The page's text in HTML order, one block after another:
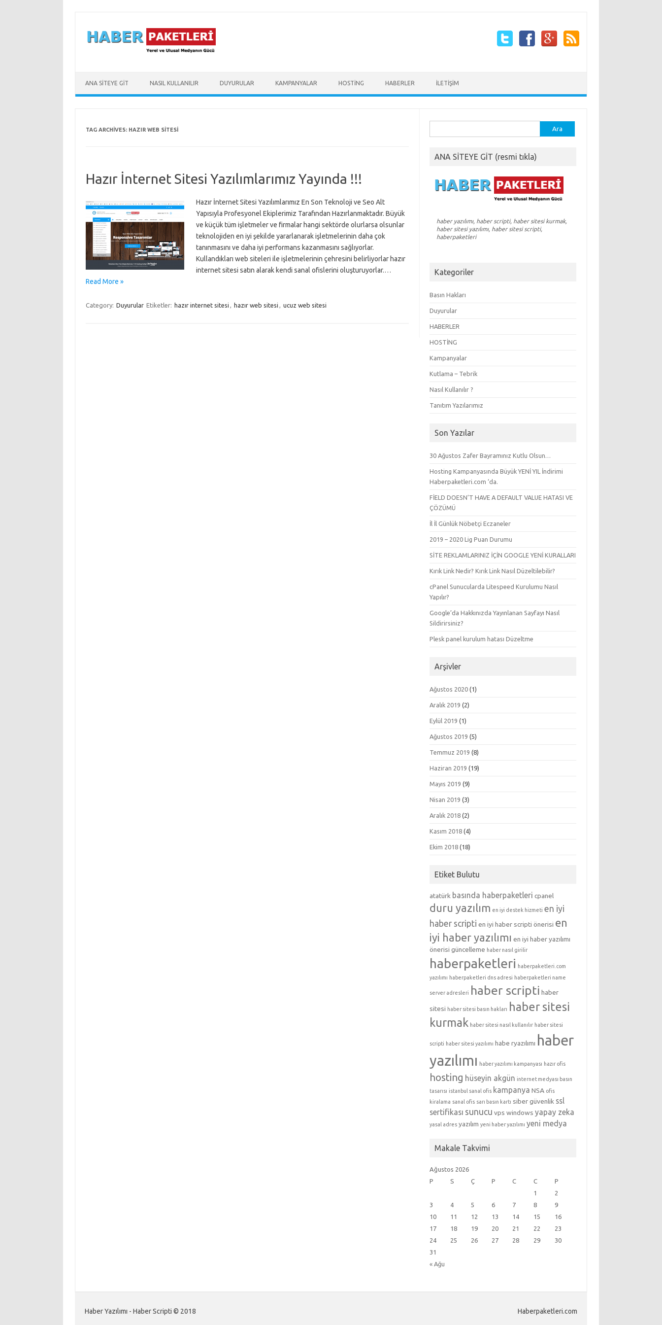
ANA SİTEYE GİT NASIL KULLANILIR DUYURULAR KAMPANYALAR HOSTİNG HABERLER İLETİŞİM
TAG ARCHIVES: HAZIR WEB SITESI
Hazır İnternet Sitesi Yazılımlarımız Yayında !!!
Hazır İnternet Sitesi Yazılımlarımız En Son Teknoloji ve Seo Alt
Yapısıyla Profesyonel Ekiplerimiz Tarafından Hazırlanmaktadır. Büyük
ve küçük tüm işletmeler ve firmalar hangi sektörde olurlarsa olsunlar
teknolojiden en iyi şekilde yararlanarak işletmelerinin daha çok
tanınmasını ve daha iyi performans kazanmasını sağlıyorlar.
Kullandıkları web siteleri ile işletmelerinin çehresini belirliyorlar hazır
internet sitesi satın alarak kendi sanal ofislerini oluşturuyorlar.…
Read More »
Category: Duyurular Etiketler: hazır internet sitesi , hazır web sitesi , ucuz web sitesi
ANA SİTEYE GİT (resmi tıkla)
haber yazılımı, haber scripti, haber sitesi kurmak,
haber sitesi yazılımı, haber sitesi scripti,
haberpaketleri
Kategoriler
Basın Hakları
Duyurular
HABERLER
HOSTİNG
Kampanyalar
Kutlama – Tebrik
Nasıl Kullanılır ?
Tanıtım Yazılarımız
Son Yazılar
30 Ağustos Zafer Bayramınız Kutlu Olsun…
Hosting Kampanyasında Büyük YENİ YIL İndirimi
Haberpaketleri.com ‘da.
FİELD DOESN’T HAVE A DEFAULT VALUE HATASI VE
ÇÖZÜMÜ
İl İl Günlük Nöbetçi Eczaneler
2019 – 2020 Lig Puan Durumu
SİTE REKLAMLARINIZ İÇİN GOOGLE YENİ KURALLARI
Kırık Link Nedir? Kırık Link Nasıl Düzeltilebilir?
cPanel Sunucularda Litespeed Kurulumu Nasıl
Yapılır?
Google’da Hakkınızda Yayınlanan Sayfayı Nasıl
Sildirirsiniz?
Plesk panel kurulum hatası Düzeltme
Arşivler
Ağustos 2020 (1)
Aralık 2019 (2)
Eylül 2019 (1)
Ağustos 2019 (5)
Temmuz 2019 (8)
Haziran 2019 (19)
Mayıs 2019 (9)
Nisan 2019 (3)
Aralık 2018 (2)
Kasım 2018 (4)
Ekim 2018 (18)
Etiket Bulutu
atatürk basında haberpaketleri cpanel
duru yazılım en iyi destek hizmeti en iyi
haber scripti en iyi haber scripti önerisi en
iyi haber yazılımı en iyi haber yazılımı
önerisi güncelleme haber nasıl girilir
haberpaketleri haberpaketleri.com
yazılımı haberpaketleri dns adresi haberpaketleri name
server adresleri haber scripti haber
sitesi haber sitesi basın hakları haber sitesi
kurmak haber sitesi nasıl kullanılır haber sitesi
scripti haber sitesi yazılımı habe ryazılımı haber
yazılımı haber yazılımı kampanyası hazır ofis
hosting hüseyin akgün internet medyası basın
tasarısı istanbul sanal ofis kampanya NSA ofis
kiralama sanal ofis sarı basın kartı siber güvenlik ssl
sertifikası sunucu vps windows yapay zeka
yasal adres yazılım yeni haber yazılımı yeni medya
Makale Takvimi
Ağustos 2026
P
S Ç P C C P
« Ağu
1
2
3
4 5 6 7 8
9
10
11 12 13 14 15
16
17
18 19 20 21 22
23
24
25 26 27 28 29
30
31
Haber Yazılımı - Haber Scripti © 2018 Haberpaketleri.com